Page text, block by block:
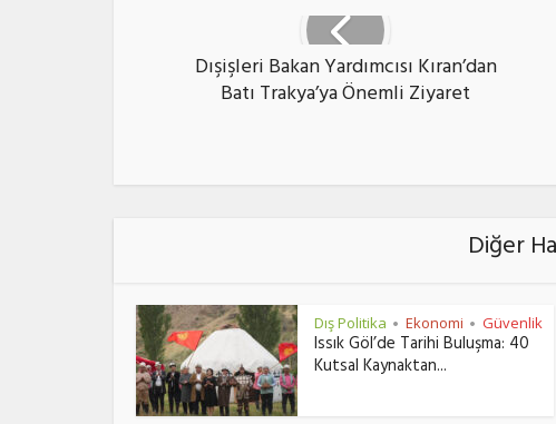
Dışişleri Bakan Yardımcısı Kıran’dan
Batı Trakya’ya Önemli Ziyaret
Diğer
Dış Politika • Ekonomi • Güvenlik
Issık Göl’de Tarihi Buluşma: 40
Kutsal Kaynaktan...